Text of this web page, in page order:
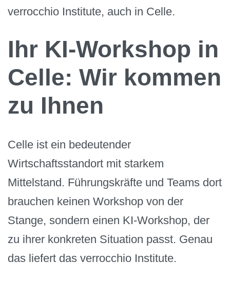
verrocchio Institute, auch in Celle.
Ihr KI-Workshop in
Celle: Wir kommen
zu Ihnen
Celle ist ein bedeutender
Wirtschaftsstandort mit starkem
Mittelstand. Führungskräfte und Teams dort
brauchen keinen Workshop von der
Stange, sondern einen KI-Workshop, der
zu ihrer konkreten Situation passt. Genau
das liefert das verrocchio Institute.